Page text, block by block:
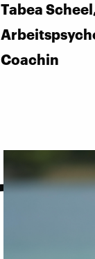
Tabea
Coachin